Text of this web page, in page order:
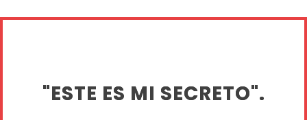
"ESTE ES MI SECRETO".